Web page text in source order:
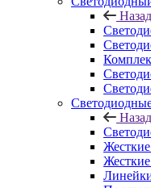
Назад
Назад